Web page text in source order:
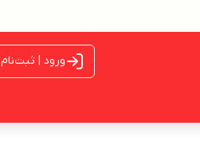
ورود | ثبت‌نام